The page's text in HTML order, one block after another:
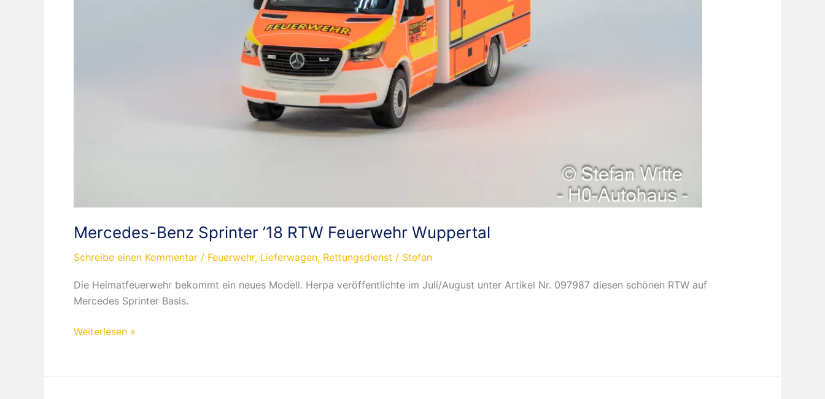
Mercedes-Benz Sprinter ’18 RTW Feuerwehr Wuppertal
Schreibe einen Kommentar / Feuerwehr, Lieferwagen, Rettungsdienst / Stefan
Die Heimatfeuerwehr bekommt ein neues Modell. Herpa veröffentlichte im Juli/August unter Artikel Nr. 097987 diesen schönen RTW auf
Mercedes Sprinter Basis.
Mercedes-
Weiterlesen »